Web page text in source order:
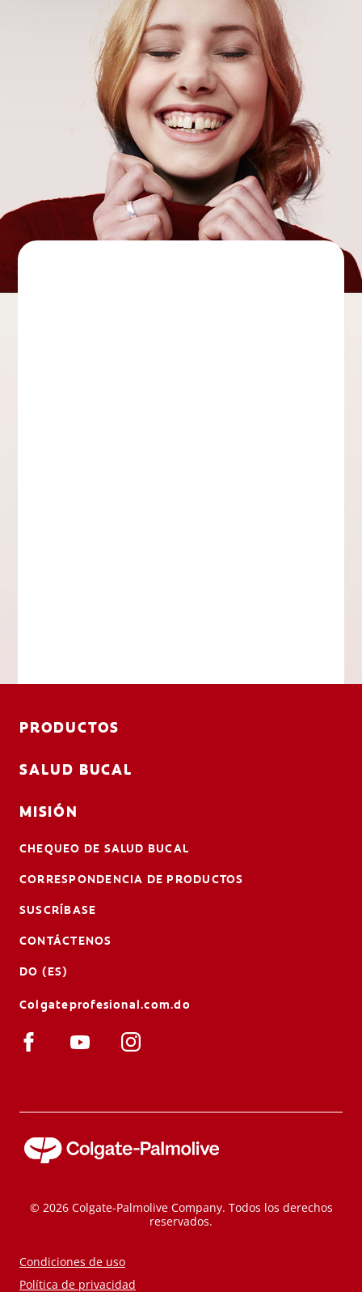
PRODUCTOS
SALUD BUCAL
MISIÓN
CHEQUEO DE SALUD BUCAL
CORRESPONDENCIA DE PRODUCTOS
SUSCRÍBASE
CONTÁCTENOS
DO (ES)
Colgateprofesional.com.do
© 2026 Colgate-Palmolive Company. Todos los derechos
reservados.
Condiciones de uso
Política de privacidad